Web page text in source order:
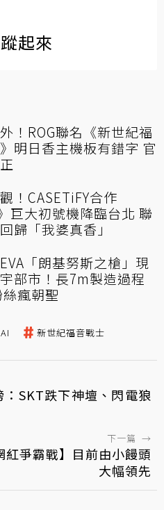
起來
！ROG聯名《新世紀福
明日香主機板有錯字 官
！CASETiFY合作
》巨大初號機降臨台北 聯
歸「我婆真香」
「朗基努斯之槍」現
部市！長7m製造過程
瘋朝聖
新世紀福音戰士
：SKT跌下神壇、閃電狼
下一篇 →
爭霸戰】目前由小饅頭
大幅領先